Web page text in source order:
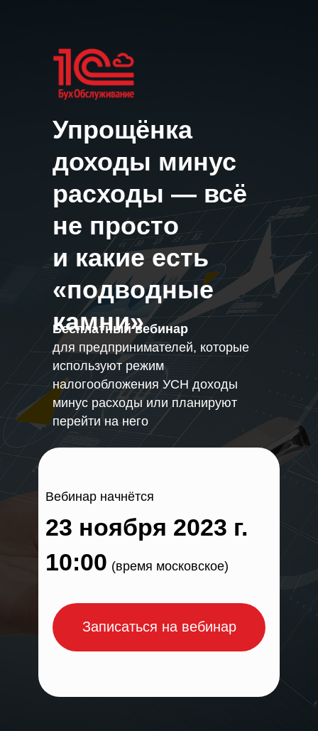
Упрощёнка
доходы минус
расходы — всё
не просто
и какие есть
«подводные
камни»
Бесплатный вебинар
для предпринимателей, которые
используют режим
налогообложения УСН доходы
минус расходы или планируют
перейти на него
Вебинар начнётся
23 ноября 2023 г.
10:00
Записаться на вебинар
(время московское)